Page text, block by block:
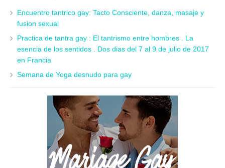
Encuentro tantrico gay: Tacto Consciente, danza, masaje y
fusion sexual
Practica de tantra gay : El tantrismo entre hombres . La
esencia de los sentidos . Dos dias del 7 al 9 de julio de 2017
en Francia
Semana de Yoga desnudo para gay